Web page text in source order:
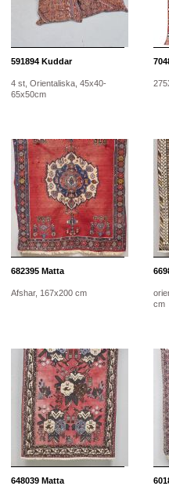
591894 Kuddar
4 st, Orientaliska, 45x40-
65x50cm
682395 Matta
Afshar, 167x200 cm
cm
648039 Matta